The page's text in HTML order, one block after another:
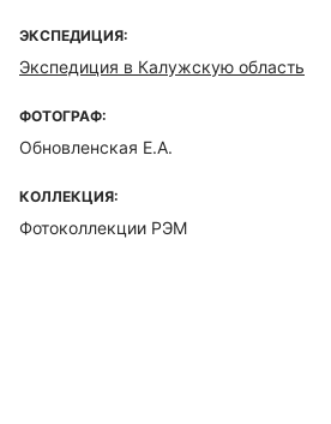
ЭКСПЕДИЦИЯ:
Экспедиция в Калужскую область
ФОТОГРАФ:
Обновленская Е.А.
КОЛЛЕКЦИЯ:
Фотоколлекции РЭМ